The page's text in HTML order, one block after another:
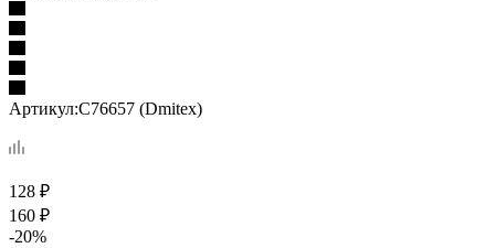
Артикул:С76657 (Dmitex)
128 ₽
160 ₽
-20%